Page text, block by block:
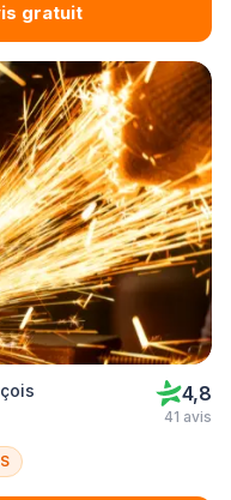
gratuit
4,8
41 avis